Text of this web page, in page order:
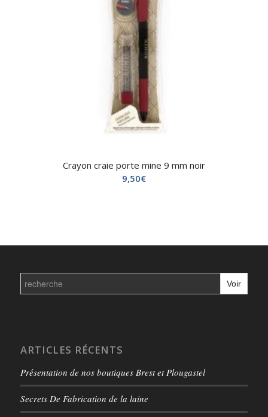
Crayon craie porte mine 9 mm noir
9,50€
Search
for:
ARTICLES RÉCENTS
Présentation de nos boutiques Brest et Plougastel
Secrets De Fabrication de la laine